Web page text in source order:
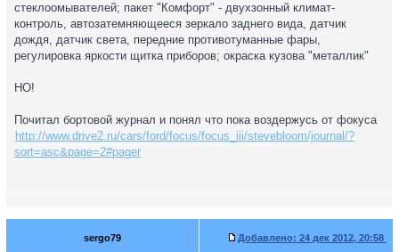
стеклоомывателей; пакет "Комфорт" - двухзонный климат-
контроль, автозатемняющееся зеркало заднего вида, датчик
дождя, датчик света, передние противотуманные фары,
регулировка яркости щитка приборов; окраска кузова "металлик"
НО!
Почитал бортовой журнал и понял что пока воздержусь от фокуса
http://www.drive2.ru/cars/ford/focus/focus_iii/stevebloom/journal/?
sort=asc&page=2#pager
sergo79 Добавлено: 24 дек 2012, 20:58